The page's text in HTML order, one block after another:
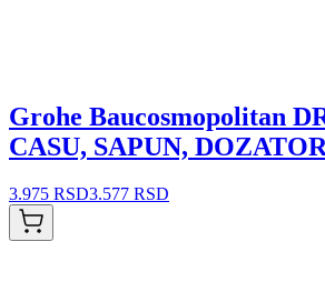
Grohe Baucosmopolitan
CASU, SAPUN,
3.975 RSD3.577 RSD